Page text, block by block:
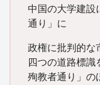
中国の大学建
通り」に
政権に批判的な
四つの道路標
殉教者通り」の